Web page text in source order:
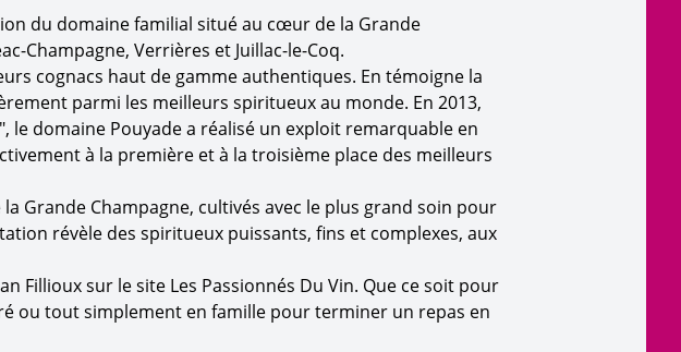
du domaine familial situé au cœur de la Grande
Champagne, Verrières et Juillac-le-Coq.
cognacs haut de gamme authentiques. En témoigne la
parmi les meilleurs spiritueux au monde. En 2013,
le domaine Pouyade a réalisé un exploit remarquable en
à la première et à la troisième place des meilleurs
Grande Champagne, cultivés avec le plus grand soin pour
révèle des spiritueux puissants, fins et complexes, aux
Fillioux sur le site Les Passionnés Du Vin. Que ce soit pour
ou tout simplement en famille pour terminer un repas en